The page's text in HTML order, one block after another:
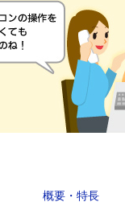
概要・特長